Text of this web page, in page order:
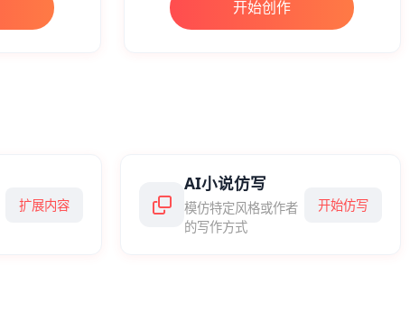
开始创作
扩展内容
AI小说仿写
模仿特定风格或作者
的写作方式
开始仿写